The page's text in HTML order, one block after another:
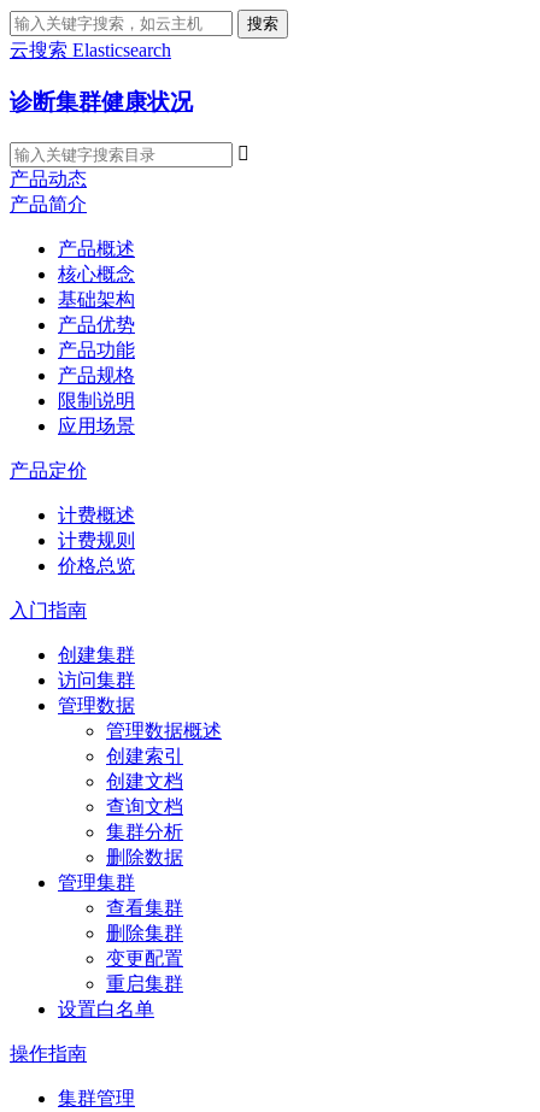
搜索
云搜索 Elasticsearch
诊断集群健康状况

产品动态
产品简介
产品概述
核心概念
基础架构
产品优势
产品功能
产品规格
限制说明
应用场景
产品定价
计费概述
计费规则
价格总览
入门指南
创建集群
访问集群
管理数据
管理数据概述
创建索引
创建文档
查询文档
集群分析
删除数据
管理集群
查看集群
删除集群
变更配置
重启集群
设置白名单
操作指南
集群管理